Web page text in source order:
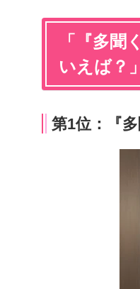
「『多
いえば？
第1位：『